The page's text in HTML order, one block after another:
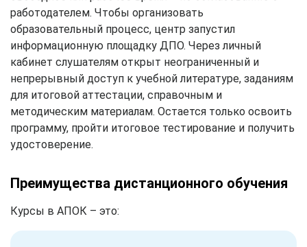
работодателем. Чтобы организовать
образовательный процесс, центр запустил
информационную площадку ДПО. Через личный
кабинет слушателям открыт неограниченный и
непрерывный доступ к учебной литературе, заданиям
для итоговой аттестации, справочным и
методическим материалам. Остается только освоить
программу, пройти итоговое тестирование и получить
удостоверение.
Преимущества дистанционного обучения
Курсы в АПОК – это: